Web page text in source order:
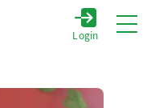
Login